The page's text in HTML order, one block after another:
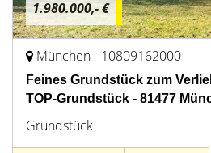
1.980.000,- €
München - 10809162000
Feines Grundstück zum
TOP-Grundstück - 81477
Grundstück